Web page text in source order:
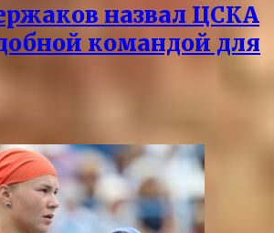
назвал ЦСКА
командой для